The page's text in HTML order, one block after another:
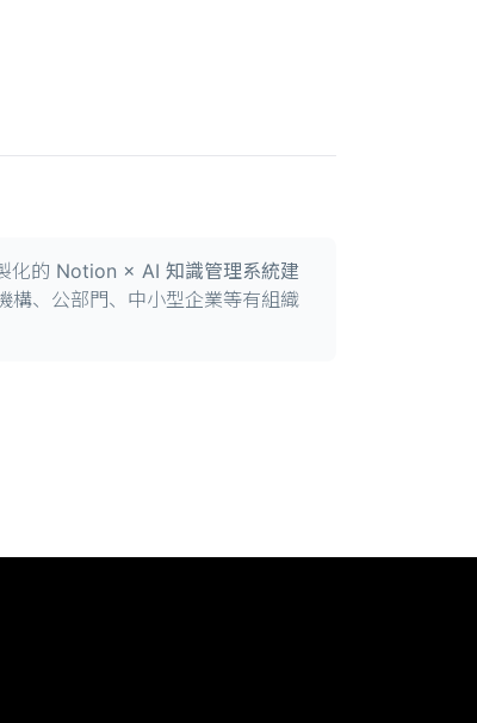
化的 Notion × AI 知識管理系統建
構、公部門、中小型企業等有組織